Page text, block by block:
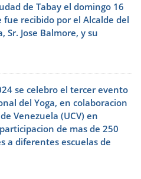
de Tabay el domingo 16
recibido por el Alcalde del
Jose Balmore, y su
se celebro el tercer evento
del Yoga, en colaboracion
Venezuela (UCV) en
de mas de 250
a diferentes escuelas de